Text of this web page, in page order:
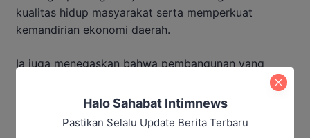
kualitas hidup masyarakat serta memperkuat
kemandirian ekonomi daerah.
Ia juga menegaskan bahwa pembangunan yang
panjang bagi generasi mendatang.
Baca Juga:
Halo Sahabat Intimnews
Pastikan Selalu Update Berita Terbaru